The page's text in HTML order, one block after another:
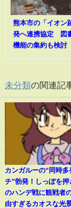
熊本市の「イオン
発へ連携協定 図
機能の集約も検討
未分類の関連記
カンガルーの“同時多
チ”勃発！しっぽを
のハンデ戦に観戦者
由すぎるカオスな光